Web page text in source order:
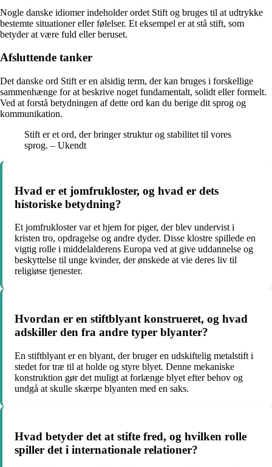
Nogle danske idiomer indeholder ordet Stift og bruges til at udtrykke
bestemte situationer eller følelser. Et eksempel er at stå stift, som
betyder at være fuld eller beruset.
Afsluttende tanker
Det danske ord Stift er en alsidig term, der kan bruges i forskellige
sammenhænge for at beskrive noget fundamentalt, solidt eller formelt.
Ved at forstå betydningen af dette ord kan du berige dit sprog og
kommunikation.
Stift er et ord, der bringer struktur og stabilitet til vores
sprog. – Ukendt
Hvad er et jomfrukloster, og hvad er dets
historiske betydning?
Et jomfrukloster var et hjem for piger, der blev undervist i
kristen tro, opdragelse og andre dyder. Disse klostre spillede en
vigtig rolle i middelalderens Europa ved at give uddannelse og
beskyttelse til unge kvinder, der ønskede at vie deres liv til
religiøse tjenester.
Hvordan er en stiftblyant konstrueret, og hvad
adskiller den fra andre typer blyanter?
En stiftblyant er en blyant, der bruger en udskiftelig metalstift i
stedet for træ til at holde og styre blyet. Denne mekaniske
konstruktion gør det muligt at forlænge blyet efter behov og
undgå at skulle skærpe blyanten med en saks.
Hvad betyder det at stifte fred, og hvilken rolle
spiller det i internationale relationer?